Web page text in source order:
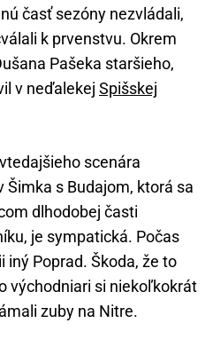
časť sezóny nezvládali,
k prvenstvu. Okrem
Pašeka staršieho,
v neďalekej Spišskej
scenára
s Budajom, ktorá sa
dlhodobej časti
je sympatická. Počas
iný Poprad. Škoda, že to
východniari si niekoľkokrát
zuby na Nitre.